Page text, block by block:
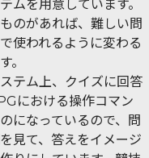
ムを用意しています。
のがあれば、難しい問
使われるように変わる
。
テム上、クイズに回答
における操作コマン
になっているので、問
見て、答えをイメージ